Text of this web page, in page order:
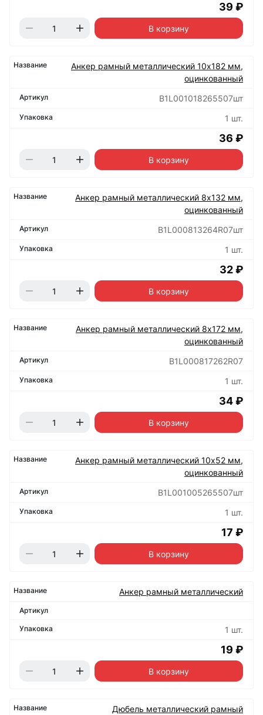
39 ₽
В корзину
Анкер рамный металлический 10х182 мм,
оцинкованный
B1L001018265507шт
1 шт.
36 ₽
В корзину
Анкер рамный металлический 8х132 мм,
оцинкованный
B1L000813264R07шт
1 шт.
32 ₽
В корзину
Анкер рамный металлический 8х172 мм,
оцинкованный
B1L000817262R07
1 шт.
34 ₽
В корзину
Анкер рамный металлический 10х52 мм,
оцинкованный
B1L001005265507шт
1 шт.
17 ₽
В корзину
Анкер рамный металлический
1 шт.
19 ₽
В корзину
Дюбель металлический рамный